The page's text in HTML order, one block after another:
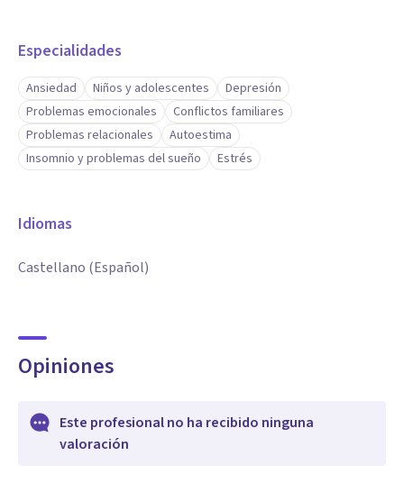
Especialidades
Ansiedad Niños y adolescentes
Depresión
Problemas emocionales
Conflictos familiares
Problemas relacionales
Autoestima
Insomnio y problemas del sueño
Estrés
Idiomas
Castellano (Español)
Opiniones
Este profesional no ha recibido ninguna
valoración